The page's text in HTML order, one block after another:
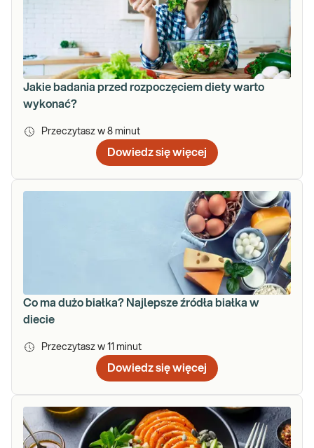
Jakie badania przed rozpoczęciem diety warto
wykonać?
Przeczytasz w 8 minut
Dowiedz się więcej
Co ma dużo białka? Najlepsze źródła białka w
diecie
Przeczytasz w 11 minut
Dowiedz się więcej